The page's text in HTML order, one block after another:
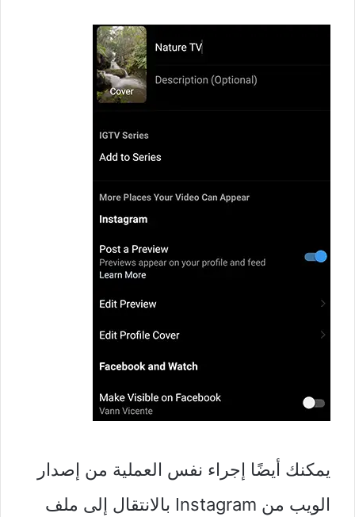
يمكنك أيضًا إجراء نفس العملية من إصدار
الويب من Instagram بالانتقال إلى ملف